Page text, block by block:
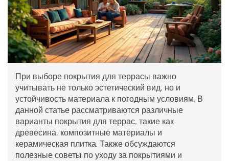
При выборе покрытия для террасы важно
учитывать не только эстетический вид, но и
устойчивость материала к погодным условиям. В
данной статье рассматриваются различные
варианты покрытия для террас, такие как
древесина, композитные материалы и
керамическая плитка. Также обсуждаются
полезные советы по уходу за покрытиями и